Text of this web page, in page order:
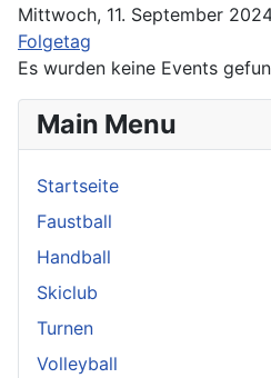
Mittwoch, 11. September
Folgetag
Es wurden keine Events
Main Menu
Startseite
Faustball
Handball
Skiclub
Turnen
Volleyball